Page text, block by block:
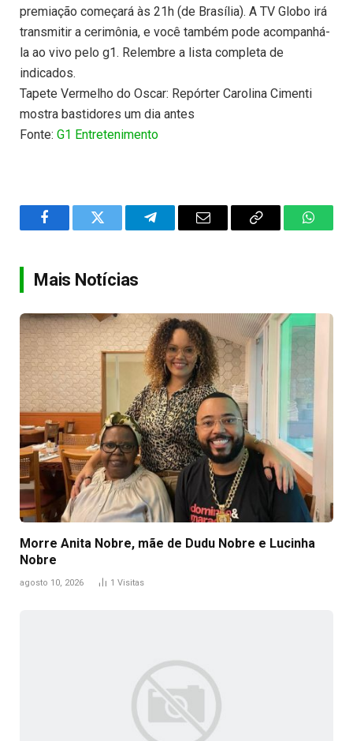
premiação começará às 21h (de Brasília). A TV Globo irá
transmitir a cerimônia, e você também pode acompanhá-
la ao vivo pelo g1. Relembre a lista completa de
indicados.
Tapete Vermelho do Oscar: Repórter Carolina Cimenti
mostra bastidores um dia antes
Fonte: G1 Entretenimento
FacebookTwitter TelegramEmail
Copy
Mais Notícias
Morre Anita Nobre, mãe de Dudu Nobre e Lucinha
Nobre
agosto 10, 2026 1 Visitas